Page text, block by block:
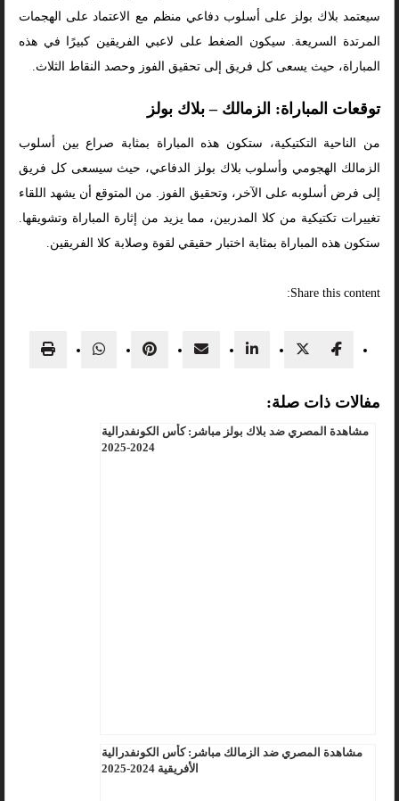
سيعتمد بلاك بولز على أسلوب دفاعي منظم مع الاعتماد على الهجمات
المرتدة السريعة. سيكون الضغط على لاعبي الفريقين كبيرًا في هذه
المباراة، حيث يسعى كل فريق إلى تحقيق الفوز وحصد النقاط الثلاث.
توقعات المباراة: الزمالك – بلاك بولز
من الناحية التكتيكية، ستكون هذه المباراة بمثابة صراع بين أسلوب
الزمالك الهجومي وأسلوب بلاك بولز الدفاعي، حيث سيسعى كل فريق
إلى فرض أسلوبه على الآخر، وتحقيق الفوز. من المتوقع أن يشهد اللقاء
تغييرات تكتيكية من كلا المدربين، مما يزيد من إثارة المباراة وتشويقها.
ستكون هذه المباراة بمثابة اختبار حقيقي لقوة وصلابة كلا الفريقين.
Share this content:
مفالات ذات صلة:
مشاهدة المصري ضد بلاك بولز مباشر: كأس الكونفدرالية
2024-2025
مشاهدة المصري ضد الزمالك مباشر: كأس الكونفدرالية
الأفريقية 2024-2025